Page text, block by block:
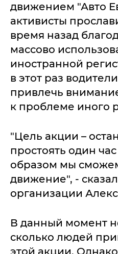
движением "Авто
активисты
время назад
массово
иностранной
в этот раз
привлечь
к проблеме иного
"Цель акции –
простоять один
образом мы
движение", - сказал
организации
В данный момент
сколько людей
этой акции.